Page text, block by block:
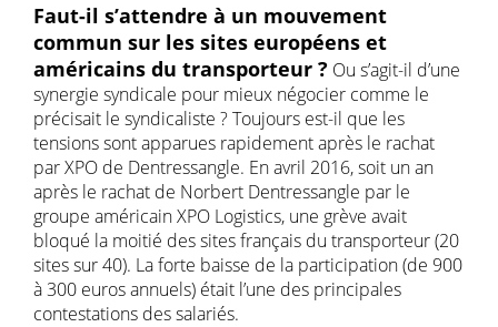
Faut-il s’attendre à un mouvement
commun sur les sites européens et
américains du transporteur ? Ou s’agit-il d’une
synergie syndicale pour mieux négocier comme le
précisait le syndicaliste ? Toujours est-il que les
tensions sont apparues rapidement après le rachat
par XPO de Dentressangle. En avril 2016, soit un an
après le rachat de Norbert Dentressangle par le
groupe américain XPO Logistics, une grève avait
bloqué la moitié des sites français du transporteur (20
sites sur 40). La forte baisse de la participation (de 900
à 300 euros annuels) était l’une des principales
contestations des salariés.